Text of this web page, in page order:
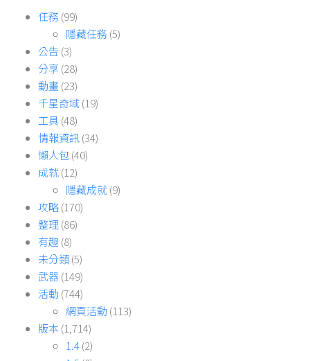
任務 (99)
隱藏任務 (5)
公告 (3)
分享(28)
動畫(23)
千星奇域 (19)
工具(48)
情報資訊(34)
懶人包(40)
成就(12)
隱藏成就(9)
攻略(170)
整理(86)
有趣(8)
未分類(5)
武器(149)
活動 (744)
網頁活動 (113)
版本 (1,714)
1.4(2)